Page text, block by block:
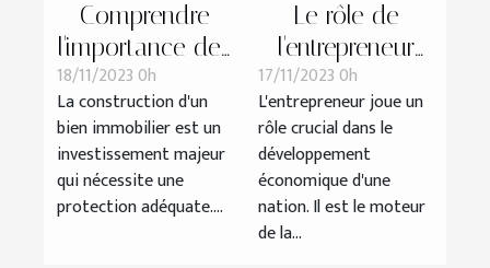
Comprendre
l'importance des
assurances
dommages
ouvrage dans
les projets de
construction
18/11/2023 0h
La construction d'un
bien immobilier est un
investissement majeur
qui nécessite une
protection adéquate....
Le rôle de
l'entrepreneur
dans le
développement
économique
17/11/2023 0h
L'entrepreneur joue un
rôle crucial dans le
développement
économique d'une
nation. Il est le moteur
de la...